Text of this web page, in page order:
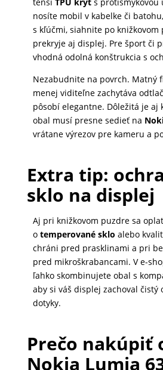
tenší TPU kryts protišmykovou
nosíte mobil v kabelke či
s kľúčmi, siahnite po knižkovom
prekryje aj displej. Pre šport či
vhodná odolná konštrukcia s
Nezabudnite na povrch. Matný
menej viditeľne zachytáva
pôsobí elegantne. Dôležitá je aj
obal musí presne sedieť na
vrátane výrezov pre kameru a
Extra tip:
sklo na displej
Aj pri knižkovom puzdre sa
o temperované sklo alebo
chráni pred prasklinami a pri
pred mikroškrabancami. V e-
ľahko skombinujete obal s
aby si váš displej zachoval čistý
dotyky.
Prečo nakúpiť
Nokia Lumia